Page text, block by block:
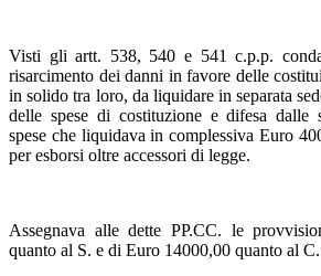
Visti gli artt. 538, 540 e 541 c.p.p.
risarcimento dei danni in favore delle
in solido tra loro, da liquidare in separata
delle spese di costituzione e difesa dalle
spese che liquidava in complessiva Euro
per esborsi oltre accessori di legge.
Assegnava alle dette PP.CC. le
quanto al S. e di Euro 14000,00 quanto al